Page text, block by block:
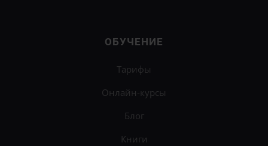
ОБУЧЕНИЕ
Тарифы
Онлайн-курсы
Блог
Книги